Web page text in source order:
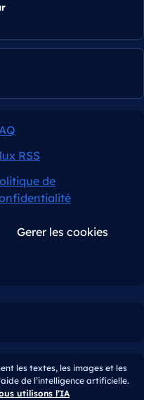
RSS
de
Gerer les cookies
les textes, les images et les
de l’intelligence artificielle.
utilisons l’IA